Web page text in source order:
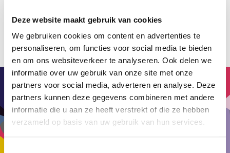
Deze website maakt gebruik van cookies
We gebruiken cookies om content en advertenties te
personaliseren, om functies voor social media te bieden
en om ons websiteverkeer te analyseren. Ook delen we
informatie over uw gebruik van onze site met onze
partners voor social media, adverteren en analyse. Deze
partners kunnen deze gegevens combineren met andere
informatie die u aan ze heeft verstrekt of die ze hebben
verzameld op basis van uw gebruik van hun services.
Zodat hij na het behalen van zijn C-rijbewijs bij
Tinie Manders kon starten.”